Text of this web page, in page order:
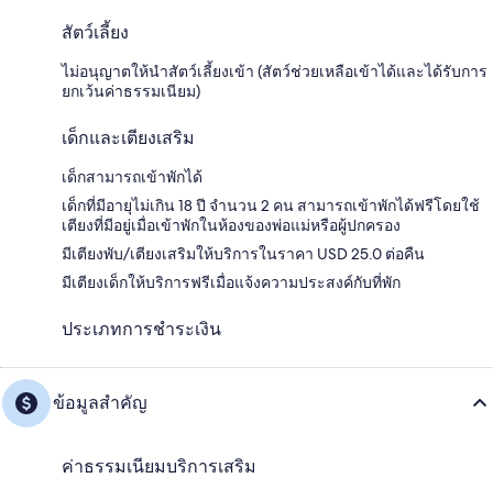
สัตว์เลี้ยง
ไม่อนุญาตให้นำสัตว์เลี้ยงเข้า (สัตว์ช่วยเหลือเข้าได้และได้รับการ
ยกเว้นค่าธรรมเนียม)
เด็กและเตียงเสริม
เด็กสามารถเข้าพักได้
เด็กที่มีอายุไม่เกิน 18 ปี จำนวน 2 คน สามารถเข้าพักได้ฟรีโดยใช้
เตียงที่มีอยู่เมื่อเข้าพักในห้องของพ่อแม่หรือผู้ปกครอง
มีเตียงพับ/เตียงเสริมให้บริการในราคา USD 25.0 ต่อคืน
มีเตียงเด็กให้บริการฟรีเมื่อแจ้งความประสงค์กับที่พัก
ประเภทการชำระเงิน
ข้อมูลสำคัญ
ค่าธรรมเนียมบริการเสริม